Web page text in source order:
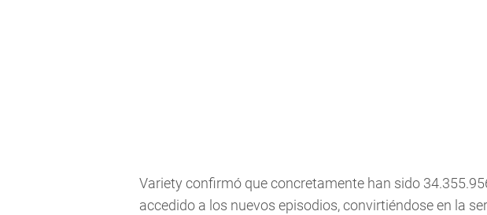
Variety confirmó que concretamente han sido
accedido a los nuevos episodios, convirtiéndose en la